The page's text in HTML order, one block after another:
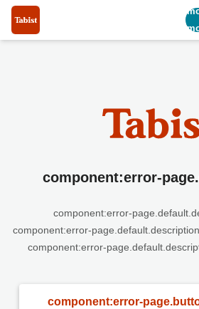
component:error-
component:error-
component:error-
component:error-
component:error-